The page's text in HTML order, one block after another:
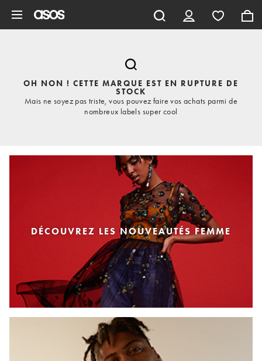
OH NON ! CETTE MARQUE EST EN RUPTURE DE
STOCK
Mais ne soyez pas triste, vous pouvez faire vos achats parmi de
nombreux labels super cool
DÉCOUVREZ LES NOUVEAUTÉS FEMME